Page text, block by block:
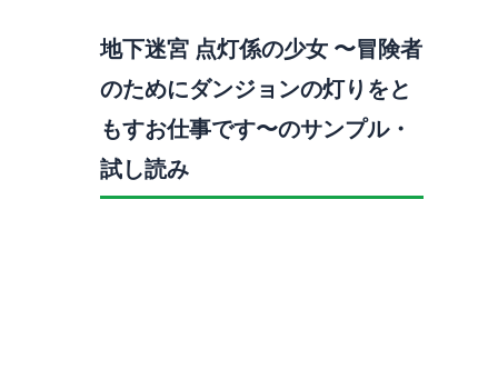
地下迷宮 点灯係の少女 〜冒険者
のためにダンジョンの灯りをと
もすお仕事です〜のサンプル・
試し読み